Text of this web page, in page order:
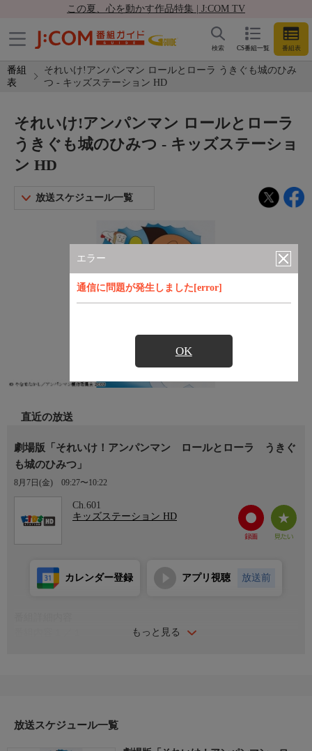
この夏、心を動かす作品特集 | J:COM TV
CS番組一覧 番組表
検索
番組
表
それいけ!アンパンマン ロールとローラ うきぐも城のひみ
つ - キッズステーション HD
エラー
通信に問題が発生しました[error]
OK
それいけ!アンパンマン ロールとローラ
うきぐも城のひみつ - キッズステーショ
ン HD
放送スケジュール一覧
直近の放送
劇場版「それいけ！アンパンマン ロールとローラ うきぐ
も城のひみつ」
8月7日(金) 09:27〜10:22
Ch.601
キッズステーション HD
もっと見る
カレンダー登録 アプリ視聴 放送前
放送スケジュール一覧